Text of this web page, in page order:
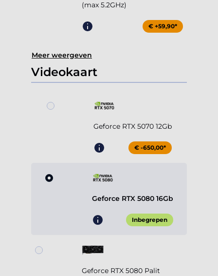
(max 5.2GHz)
€ +59,90*
Meer weergeven
Videokaart
Geforce RTX 5070 12Gb
€ -650,00*
Geforce RTX 5080 16Gb
Inbegrepen
Geforce RTX 5080 Palit